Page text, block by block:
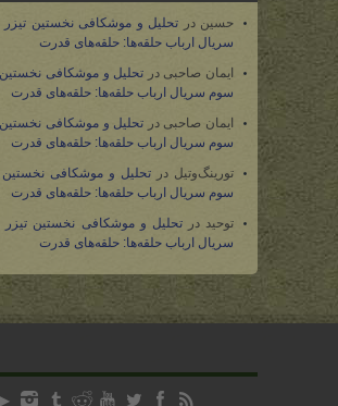
حسین در تحلیل و موشکافی نخستین
سریال ارباب حلقه‌ها: حلقه‌های قدرت
ایمان صاحبی در تحلیل و موشکافی
سوم سریال ارباب حلقه‌ها: حلقه‌های قدرت
ایمان صاحبی در تحلیل و موشکافی
سوم سریال ارباب حلقه‌ها: حلقه‌های قدرت
تورینگ‌وتیل در تحلیل و موشکافی
سوم سریال ارباب حلقه‌ها: حلقه‌های قدرت
توحید درتحلیل و موشکافی نخستین
سریال ارباب حلقه‌ها: حلقه‌های قدرت